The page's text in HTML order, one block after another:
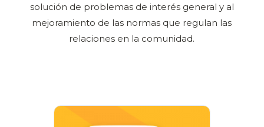
solución de problemas de interés general y al
mejoramiento de las normas que regulan las
relaciones en la comunidad.